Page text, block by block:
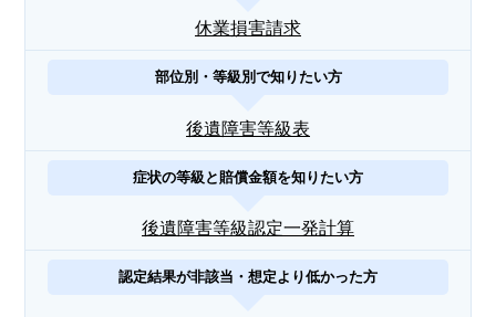
休業損害請求
部位別・等級別で知りたい方
後遺障害等級表
症状の等級と賠償金額を知りたい方
後遺障害等級認定一発計算
認定結果が非該当・想定より低かった方